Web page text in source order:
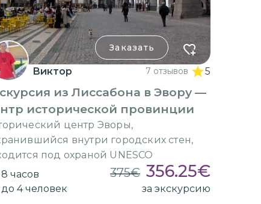
Заказать
Виктор 7 отзывов 5
из Лиссабона в Эвору —
исторической провинции
центр Эворы,
внутри городских стен,
под охраной UNESCO
8 часов
375€ 356.25€
до 4человек за экскурсию